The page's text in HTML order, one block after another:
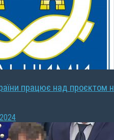
працює над проєктом